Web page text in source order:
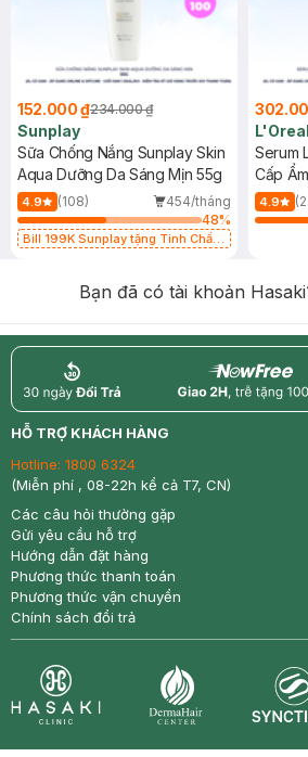
152.000 ₫234.000 ₫
Sunplay
Sữa Chống Nắng Sunplay Skin
Aqua Dưỡng Da Sáng Mịn 55g
4.9 (108)
454/tháng
48%
Bill 199K Sunplay tặng Tinh Chất
L'Oreal
Serum
Cấp
4.9
Bạn đã có tài khoản
return nowfree
HỖ TRỢ KHÁCH HÀNG
Hotline: 1800 6324
(Miễn phí , 08-22h kể cả T7, CN)
Các câu hỏi thường gặp
Gửi yêu cầu hỗ trợ
Hướng dẫn đặt hàng
Phương thức thanh toán
Phương thức vận chuyển
Chính sách đổi trả